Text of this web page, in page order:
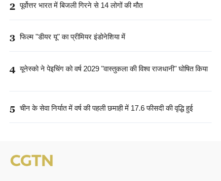
2 पूर्वोत्तर भारत में बिजली गिरने से 14 लोगों की मौत
3 फिल्म "डीयर यू" का प्रीमियर इंडोनेशिया में
4 यूनेस्को ने पेइचिंग को वर्ष 2029 "वास्तुकला की विश्व राजधानी" घोषित किया
5 चीन के सेवा निर्यात में वर्ष की पहली छमाही में 17.6 फीसदी की वृद्धि हुई